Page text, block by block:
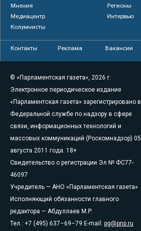
Мнения
Регионы
Медиацентр
Интервью
Колумнисты
Контакты Реклама Вакансии
© «Парламентская газета», 2026 г.
Электронное периодическое издание
«Парламентская газета» зарегистрировано в
Федеральной службе по надзору в сфере
связи, информационных технологий и
массовых коммуникаций (Роскомнадзор) 05
августа 2011 года. 18+
Свидетельство о регистрации Эл № ФС77-
46097
Учредитель — АНО «Парламентская газета»
Исполняющий обязанности главного
редактора — Абдуллаев М.Р.
Тел.: +7 (495) 637–69–79 E-mail: pg@pnp.ru